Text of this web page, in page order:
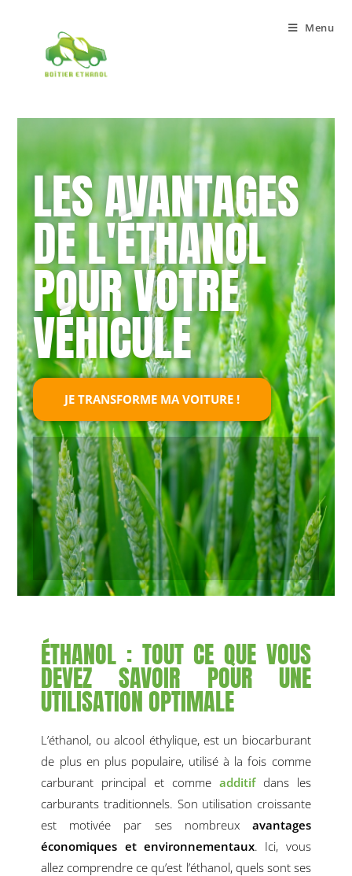
Menu
LES AVANTAGES
DE L'ÉTHANOL
POUR VOTRE
VÉHICULE
JE TRANSFORME MA VOITURE !
ÉTHANOL : TOUT CE QUE VOUS
DEVEZ SAVOIR POUR UNE
UTILISATION OPTIMALE
L’éthanol, ou alcool éthylique, est un biocarburant
de plus en plus populaire, utilisé à la fois comme
carburant principal et comme additif dans les
carburants traditionnels. Son utilisation croissante
est motivée par ses nombreux avantages
économiques et environnementaux. Ici, vous
allez comprendre ce qu’est l’éthanol, quels sont ses